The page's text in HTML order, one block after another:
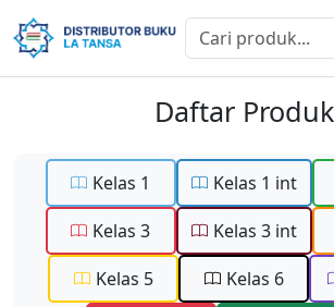
Daftar Produk
Kelas 1 Kelas 1 int
Kelas 3
Kelas 3 int
Kelas 5
Kelas 6